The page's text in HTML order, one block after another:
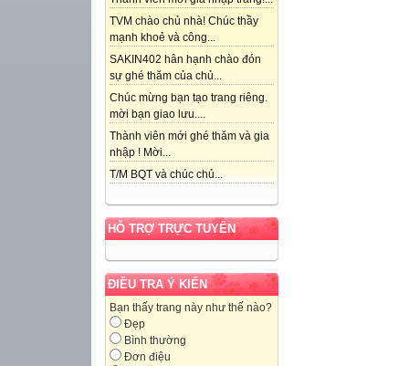
TVM chào chủ nhà! Chúc thầy
mạnh khoẻ và công...
SAKIN402 hân hạnh chào đón
sự ghé thăm của chủ...
Chúc mừng bạn tạo trang riêng.
mời bạn giao lưu....
Thành viên mới ghé thăm và gia
nhập ! Mời...
T/M BQT và chúc chủ...
HỖ TRỢ TRỰC TUYẾN
ĐIỀU TRA Ý KIẾN
Bạn thấy trang này như thế nào?
Đẹp
Bình thường
Đơn điệu